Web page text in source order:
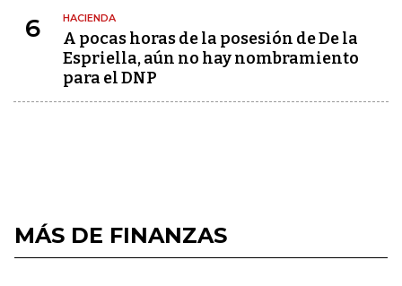
6 HACIENDA
A pocas horas de la posesión de De la
Espriella, aún no hay nombramiento
para el DNP
MÁS DE FINANZAS